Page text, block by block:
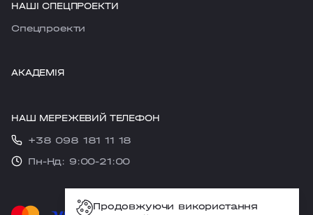
НАШІ СПЕЦПРОЕКТИ
Cпецпроекти
АКАДЕМІЯ
НАШ МЕРЕЖЕВИЙ ТЕЛЕФОН
+38 098 181 11 18
Пн-Нд: 9:00-21:00
Продовжуючи використання